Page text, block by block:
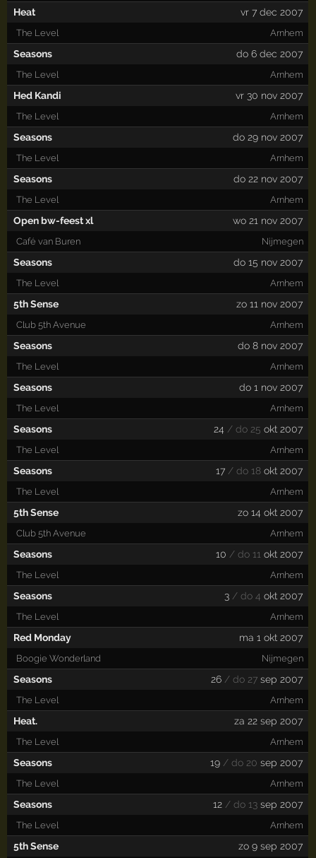
Heat vr 7 dec 2007
The Level Arnhem
Seasons do 6 dec 2007
The Level Arnhem
Hed Kandi vr 30 nov 2007
The Level Arnhem
Seasons do 29 nov 2007
The Level Arnhem
Seasons do 22 nov 2007
The Level Arnhem
Open bw-feest xl wo 21 nov 2007
Café van Buren Nijmegen
Seasons do 15 nov 2007
The Level Arnhem
5th Sense zo 11 nov 2007
Club 5th Avenue Arnhem
Seasons do 8 nov 2007
The Level Arnhem
Seasons do 1 nov 2007
The Level Arnhem
Seasons 24 / do 25 okt 2007
The Level Arnhem
Seasons 17 / do 18 okt 2007
The Level Arnhem
5th Sense zo 14 okt 2007
Club 5th Avenue Arnhem
Seasons 10 / do 11 okt 2007
The Level Arnhem
Seasons 3 / do 4 okt 2007
The Level Arnhem
Red Monday ma 1 okt 2007
Boogie Wonderland Nijmegen
Seasons 26 / do 27 sep 2007
The Level Arnhem
Heat. za 22 sep 2007
The Level Arnhem
Seasons 19 / do 20 sep 2007
The Level Arnhem
Seasons 12 / do 13 sep 2007
The Level Arnhem
5th Sense zo 9 sep 2007